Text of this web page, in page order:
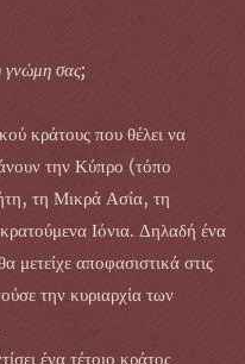
γνώμη σας;
κράτους που θέλει να
την Κύπρο (τόπο
τη Μικρά Ασία, τη
Ιόνια. Δηλαδή ένα
μετείχε αποφασιστικά στις
την κυριαρχία των
ένα τέτοιο κράτος